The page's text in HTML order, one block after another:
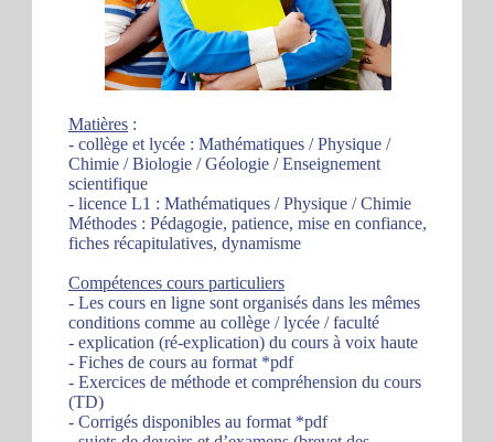
Matières :
- collège et lycée : Mathématiques / Physique /
Chimie / Biologie / Géologie / Enseignement
scientifique
- licence L1 : Mathématiques / Physique / Chimie
Méthodes : Pédagogie, patience, mise en confiance,
fiches récapitulatives, dynamisme
Compétences cours particuliers
- Les cours en ligne sont organisés dans les mêmes
conditions comme au collège / lycée / faculté
- explication (ré-explication) du cours à voix haute
- Fiches de cours au format *pdf
- Exercices de méthode et compréhension du cours
(TD)
- Corrigés disponibles au format *pdf